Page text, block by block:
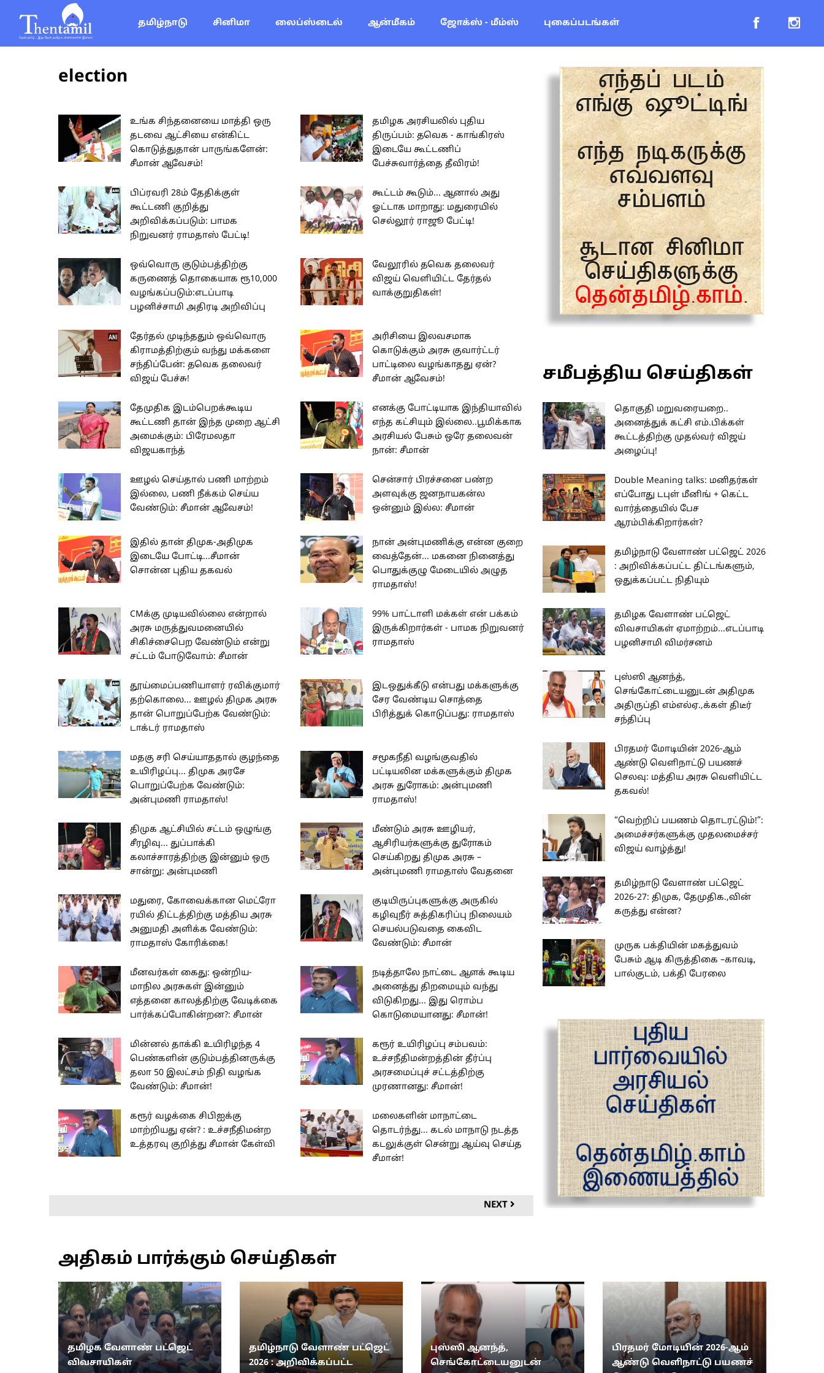
தமிழ்நாடு சினிமா லைப்ஸ்டைல் ஆன்மீகம் ஜோக்ஸ் - மீம்ஸ் புகைப்படங்கள்
election
உங்க சிந்தனையை மாத்தி ஒரு
தடவை ஆட்சியை என்கிட்ட
கொடுத்துதான் பாருங்களேன்:
சீமான் ஆவேசம்!
தமிழக அரசியலில் புதிய
திருப்பம்: தவெக - காங்கிரஸ்
இடையே கூட்டணிப்
பேச்சுவார்த்தை தீவிரம்!
பிப்ரவரி 28ம் தேதிக்குள்
கூட்டணி குறித்து
அறிவிக்கப்படும்: பாமக
நிறுவனர் ராமதாஸ் பேட்டி!
கூட்டம் கூடும்... ஆனால் அது
ஓட்டாக மாறாது: மதுரையில்
செல்லூர் ராஜூ பேட்டி!
ஒவ்வொரு குடும்பத்திற்கு
கருணைத் தொகையாக ரூ10,000
வழங்கப்படும்:எடப்பாடி
பழனிச்சாமி அதிரடி அறிவிப்பு
வேலூரில் தவெக தலைவர்
விஜய் வெளியிட்ட தேர்தல்
வாக்குறுதிகள்!
தேர்தல் முடிந்ததும் ஒவ்வொரு
கிராமத்திற்கும் வந்து மக்களை
சந்திப்பேன்: தவெக தலைவர்
விஜய் பேச்சு!
அரிசியை இலவசமாக
கொடுக்கும் அரசு குவார்ட்டர்
பாட்டிலை வழங்காதது ஏன்?
சீமான் ஆவேசம்!
தேமுதிக இடம்பெறக்கூடிய
கூட்டணி தான் இந்த முறை ஆட்சி
அமைக்கும்: பிரேமலதா
விஜயகாந்த்
எனக்கு போட்டியாக இந்தியாவில்
எந்த கட்சியும் இல்லை..பூமிக்காக
அரசியல் பேசும் ஒரே தலைவன்
நான்: சீமான்
ஊழல் செய்தால் பணி மாற்றம்
இல்லை, பணி நீக்கம் செய்ய
வேண்டும்: சீமான் ஆவேசம்!
சென்சார் பிரச்சனை பண்ற
அளவுக்கு ஜனநாயகன்ல
ஒன்னும் இல்ல: சீமான்
இதில் தான் திமுக-அதிமுக
இடையே போட்டி...சீமான்
சொன்ன புதிய தகவல்
நான் அன்புமணிக்கு என்ன குறை
வைத்தேன்... மகனை நினைத்து
பொதுக்குழு மேடையில் அழுத
ராமதாஸ்!
CMக்கு முடியவில்லை என்றால்
அரசு மருத்துவமனையில்
சிகிச்சைபெற வேண்டும் என்று
சட்டம் போடுவோம்: சீமான்
99% பாட்டாளி மக்கள் என் பக்கம்
இருக்கிறார்கள் - பாமக நிறுவனர்
ராமதாஸ்
தூய்மைப்பணியாளர் ரவிக்குமார்
தற்கொலை... ஊழல் திமுக அரசு
தான் பொறுப்பேற்க வேண்டும்:
டாக்டர் ராமதாஸ்
இடஒதுக்கீடு என்பது மக்களுக்கு
சேர வேண்டிய சொத்தை
பிரித்துக் கொடுப்பது: ராமதாஸ்
மதகு சரி செய்யாததால் குழந்தை
உயிரிழப்பு... திமுக அரசே
பொறுப்பேற்க வேண்டும்:
அன்புமணி ராமதாஸ்!
சமூகநீதி வழங்குவதில்
பட்டியலின மக்களுக்கும் திமுக
அரசு துரோகம்: அன்புமணி
ராமதாஸ்!
திமுக ஆட்சியில் சட்டம் ஒழுங்கு
சீரழிவு... துப்பாக்கி
கலாச்சாரத்திற்கு இன்னும் ஒரு
சான்று: அன்புமணி
மீண்டும் அரசு ஊழியர்,
ஆசிரியர்களுக்கு துரோகம்
செய்கிறது திமுக அரசு –
அன்புமணி ராமதாஸ் வேதனை
மதுரை, கோவைக்கான மெட்ரோ
ரயில் திட்டத்திற்கு மத்திய அரசு
அனுமதி அளிக்க வேண்டும்:
ராமதாஸ் கோரிக்கை!
குடியிருப்புகளுக்கு அருகில்
கழிவுநீர் சுத்திகரிப்பு நிலையம்
செயல்படுவதை கைவிட
வேண்டும்: சீமான்
மீனவர்கள் கைது: ஒன்றிய-
மாநில அரசுகள் இன்னும்
எத்தனை காலத்திற்கு வேடிக்கை
பார்க்கப்போகின்றன?: சீமான்
நடித்தாலே நாட்டை ஆளக் கூடிய
அனைத்து திறமையும் வந்து
விடுகிறது... இது ரொம்ப
கொடுமையானது: சீமான்!
மின்னல் தாக்கி உயிரிழந்த 4
பெண்களின் குடும்பத்தினருக்கு
தலா 50 இலட்சம் நிதி வழங்க
வேண்டும்: சீமான்!
கரூர் உயிரிழப்பு சம்பவம்:
உச்சநீதிமன்றத்தின் தீர்ப்பு
அரசமைப்புச் சட்டத்திற்கு
முரணானது: சீமான்!
கரூர் வழக்கை சிபிஐக்கு
மாற்றியது ஏன்? : உச்சநீதிமன்ற
உத்தரவு குறித்து சீமான் கேள்வி
மலைகளின் மாநாட்டை
தொடர்ந்து... கடல் மாநாடு நடத்த
கடலுக்குள் சென்று ஆய்வு செய்த
சீமான்!
NEXT
சமீபத்திய செய்திகள்
தொகுதி மறுவரையறை..
அனைத்துக் கட்சி எம்.பிக்கள்
கூட்டத்திற்கு முதல்வர் விஜய்
அழைப்பு!
Double Meaning talks: மனிதர்கள்
எப்போது டபுள் மீனிங் + கெட்ட
வார்த்தையில் பேச
ஆரம்பிக்கிறார்கள்?
தமிழ்நாடு வேளாண் பட்ஜெட் 2026
: அறிவிக்கப்பட்ட திட்டங்களும்,
ஒதுக்கப்பட்ட நிதியும்
தமிழக வேளாண் பட்ஜெட்
விவசாயிகள் ஏமாற்றம்...எடப்பாடி
பழனிசாமி விமர்சனம்
புஸ்ஸி ஆனந்த்,
செங்கோட்டையனுடன் அதிமுக
அதிருப்தி எம்எல்ஏ.,க்கள் திடீர்
சந்திப்பு
பிரதமர் மோடியின் 2026-ஆம்
ஆண்டு வெளிநாட்டு பயணச்
செலவு: மத்திய அரசு வெளியிட்ட
தகவல்!
“வெற்றிப் பயணம் தொடரட்டும்!”:
அமைச்சர்களுக்கு முதலமைச்சர்
விஜய் வாழ்த்து!
தமிழ்நாடு வேளாண் பட்ஜெட்
2026-27: திமுக, தேமுதிக.,வின்
கருத்து என்ன?
முருக பக்தியின் மகத்துவம்
பேசும் ஆடி கிருத்திகை –காவடி,
பால்குடம், பக்தி பேரலை
அதிகம் பார்க்கும் செய்திகள்
தமிழக வேளாண் பட்ஜெட்
விவசாயிகள்
தமிழ்நாடு வேளாண் பட்ஜெட்
2026 : அறிவிக்கப்பட்ட
புஸ்ஸி ஆனந்த்,
செங்கோட்டையனுடன்
பிரதமர் மோடியின் 2026-ஆம்
ஆண்டு வெளிநாட்டு பயணச்